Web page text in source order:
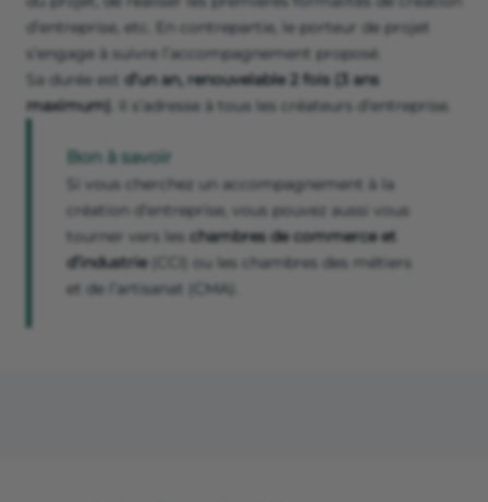
d’entreprise, etc. En contrepartie, le porteur de projet
s’engage à suivre l’accompagnement proposé.
Sa durée est d’un an, renouvelable 2 fois (3 ans
maximum)
Il s’adresse à tous les créateurs d’entreprise.
Bon à savoir
Si vous cherchez un accompagnement à la
création d’entreprise, vous pouvez aussi vous
tourner vers les chambres de commerce et
d’industrie
(CCI) ou les chambres des métiers
et de l’artisanat (CMA).